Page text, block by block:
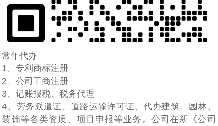
常年代办
1、专利商标注册
2、公司工商注册
3、记账报税、税务代理
4、劳务派遣证、道路运输许可证、代办建筑、园林、
装饰等各类资质、项目申报等业务。公司在新《公司